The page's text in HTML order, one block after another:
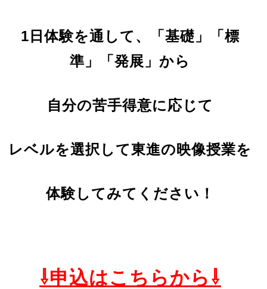
1日体験を通して、「基礎」「標
準」「発展」から
自分の苦手得意に応じて
レベルを選択して東進の映像授業を
体験してみてください！
⇩申込はこちらから⇩